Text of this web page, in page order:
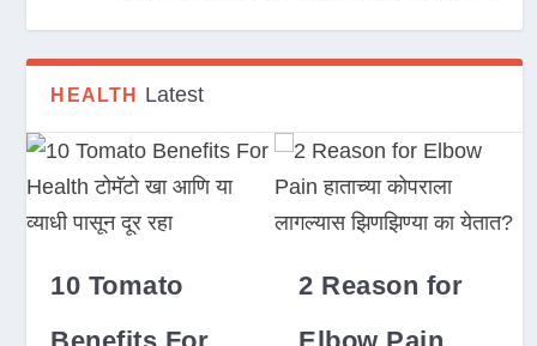
HEALTH Latest
10 Tomato
2 Reason for